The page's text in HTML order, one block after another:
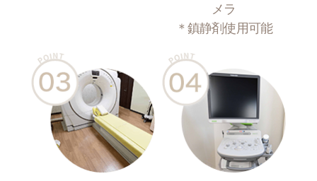
メラ
＊鎮静剤使用可能